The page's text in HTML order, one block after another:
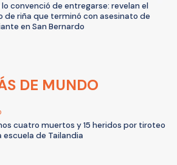
convenció de entregarse: revelan el
de riña que terminó con asesinato de
en San Bernardo
DE MUNDO
cuatro muertos y 15 heridos por tiroteo
escuela de Tailandia